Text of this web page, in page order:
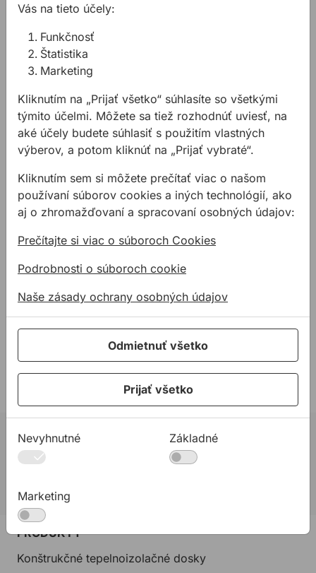
Súvisiace produkty
Statív STABILA BST-K-L k laserom
Statív STABILA BST-K-L
k laserom
Stavebný statív pre lasery -
novší model.
222,30€ s DPH
Na sklade
Statív STABILA BST-K-M
k laserom
187,44€ s DPH
Na sklade
02 623 10 920
allmedia@allmedia.sk
PRODUKTY
Konštrukčné tepelnoizolačné dosky
Vás na tieto účely:
Funkčnosť
Štatistika
Marketing
Kliknutím na „Prijať všetko“ súhlasíte so všetkými
týmito účelmi. Môžete sa tiež rozhodnúť uviesť, na
aké účely budete súhlasiť s použitím vlastných
výberov, a potom kliknúť na „Prijať vybraté“.
Kliknutím sem si môžete prečítať viac o našom
používaní súborov cookies a iných technológií, ako
aj o zhromažďovaní a spracovaní osobných údajov:
Prečítajte si viac o súboroch Cookies
Podrobnosti o súboroch cookie
Naše zásady ochrany osobných údajov
Odmietnuť všetko
Prijať všetko
Nevyhnutné Základné
Marketing